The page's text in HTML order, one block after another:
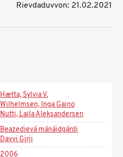
Rievdaduvvon: 21.02.2021
Hætta, Sylvia V.
Wilhelmsen, Inga Gaino
Nutti, Laila Aleksandersen
Beazedievá mánáidgárdi
Davvi Girji
2006